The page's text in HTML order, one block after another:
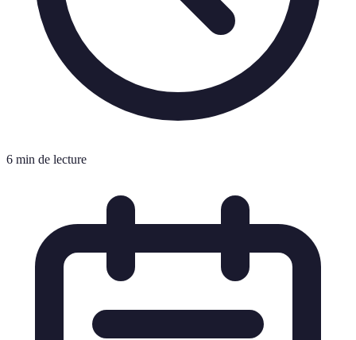
6 min de lecture